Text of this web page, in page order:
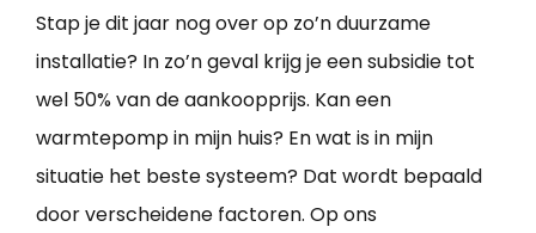
Stap je dit jaar nog over op zo’n duurzame
installatie? In zo’n geval krijg je een subsidie tot
wel 50% van de aankoopprijs. Kan een
warmtepomp in mijn huis? En wat is in mijn
situatie het beste systeem? Dat wordt bepaald
door verscheidene factoren. Op ons